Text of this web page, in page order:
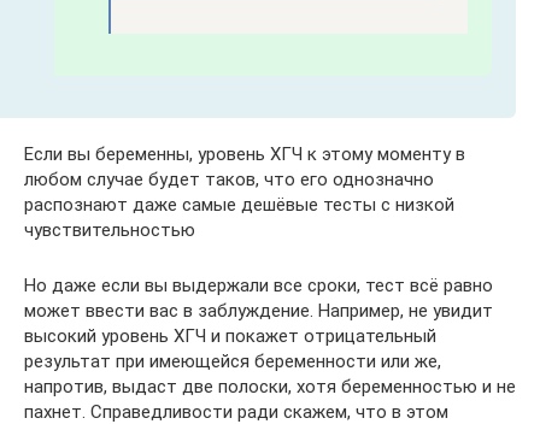
Если вы беременны, уровень ХГЧ к этому моменту в
любом случае будет таков, что его однозначно
распознают даже самые дешёвые тесты с низкой
чувствительностью
Но даже если вы выдержали все сроки, тест всё равно
может ввести вас в заблуждение. Например, не увидит
высокий уровень ХГЧ и покажет отрицательный
результат при имеющейся беременности или же,
напротив, выдаст две полоски, хотя беременностью и не
пахнет. Справедливости ради скажем, что в этом